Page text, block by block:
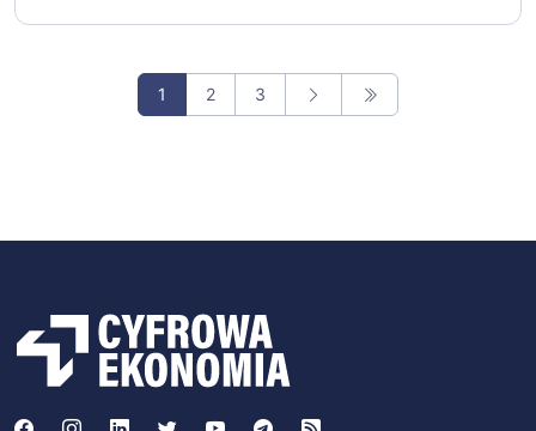
1 2 3